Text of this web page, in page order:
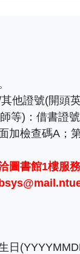
他證號(開頭
等)：借書證號
加檢查碼A；
圖書館1樓服
日